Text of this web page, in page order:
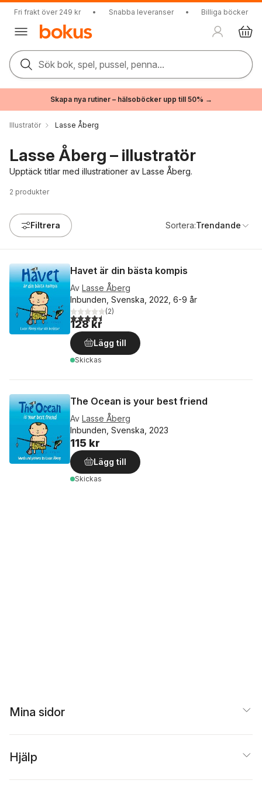
Fri frakt över 249 kr • Snabba leveranser • Billiga böcker
Sök bok, spel, pussel, penna...
Skapa nya rutiner – hälsoböcker upp till 50% →
Illustratör Lasse Åberg
Lasse Åberg – illustratör
Upptäck titlar med illustrationer av Lasse Åberg.
2 produkter
Filtrera Sortera:Trendande
Havet är din bästa kompis
Av Lasse Åberg
Inbunden, Svenska, 2022, 6-9 år
4,5utav 5 stjärnor. Totalt antal röster:
(2)
128 kr
Lägg till
Skickas
The Ocean is your best friend
Av Lasse Åberg
Inbunden, Svenska, 2023
115 kr
Lägg till
Skickas
Mina sidor
Hjälp